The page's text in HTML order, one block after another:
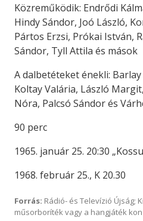
Közreműködik: Endrődi
Hindy Sándor, Joó László,
Pártos Erzsi, Prókai István,
Sándor, Tyll Attila és mások
A dalbetéteket énekli:
Koltay Valária, László
Nóra, Palcsó Sándor és
90 perc
1965. január 25. 20:30
1968. február 25., K 20.30
Forrás: Rádió- és Televízió Újság;
műsorboríték vagy a hangjáték